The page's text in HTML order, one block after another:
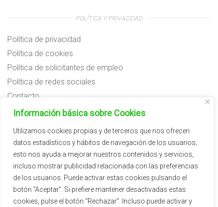
Información básica sobre Cookies
Utilizamos cookies propias y de terceros que nos ofrecen
datos estadísticos y hábitos de navegación de los usuarios;
esto nos ayuda a mejorar nuestros contenidos y servicios,
incluso mostrar publicidad relacionada con las preferencias
de los usuarios. Puede activar estas cookies pulsando el
botón “Aceptar”. Si prefiere mantener desactivadas estas
cookies, pulse el botón “Rechazar”. Incluso puede activar y
POLÍTICA Y PRIVACIDAD
Política de privacidad
Política de cookies
Política de solicitantes de empleo
Política de redes sociales
Contacto
Preguntas frecuentes
Subvenciones